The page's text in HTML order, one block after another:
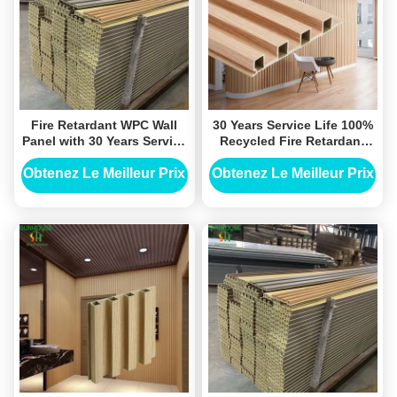
Fire Retardant WPC Wall
Panel with 30 Years Service
Life and 100% Recycled
Material for Indoor
Obtenez Le Meilleur Prix
30 Years Service Life 100%
Recycled Fire Retardant
WPC Wall Panel Wood
Plastic Composite Panel
for Indoor and Exterior Wall
Obtenez Le Meilleur Prix